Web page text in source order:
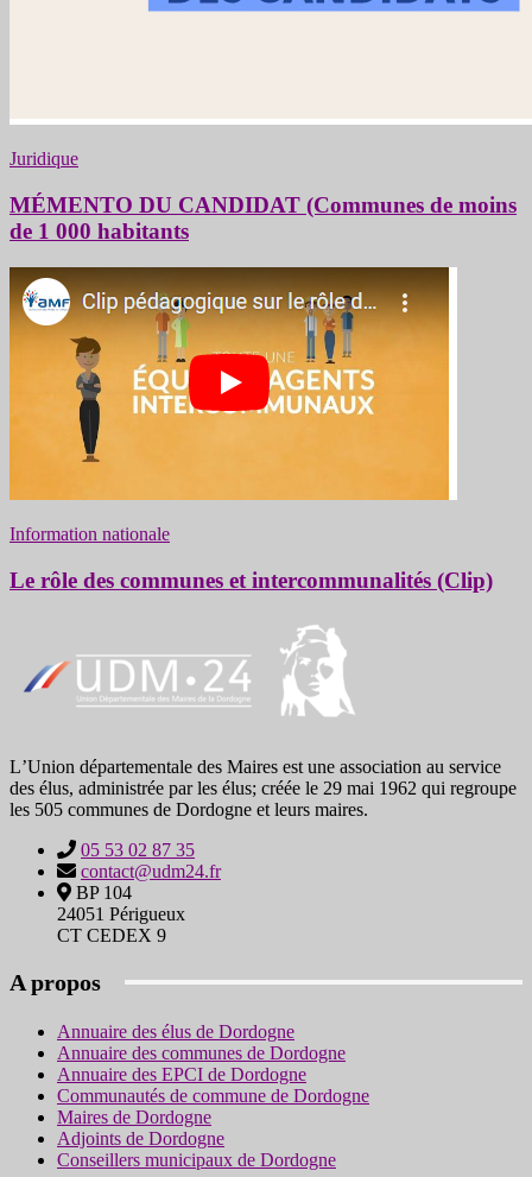
Juridique
MÉMENTO DU CANDIDAT (Communes de moins
de 1 000 habitants
Information nationale
Le rôle des communes et intercommunalités (Clip)
LʼUnion départementale des Maires est une association au service
des élus, administrée par les élus; créée le 29 mai 1962 qui regroupe
les 505 communes de Dordogne et leurs maires.
05 53 02 87 35
contact@udm24.fr
BP 104
24051 Périgueux
CT CEDEX 9
A propos
Annuaire des élus de Dordogne
Annuaire des communes de Dordogne
Annuaire des EPCI de Dordogne
Communautés de commune de Dordogne
Maires de Dordogne
Adjoints de Dordogne
Conseillers municipaux de Dordogne